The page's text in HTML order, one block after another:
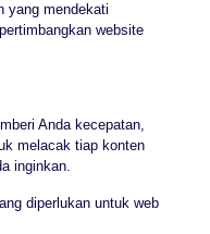
yang mendekati
website
Anda kecepatan,
melacak tiap konten
inginkan.
diperlukan untuk web